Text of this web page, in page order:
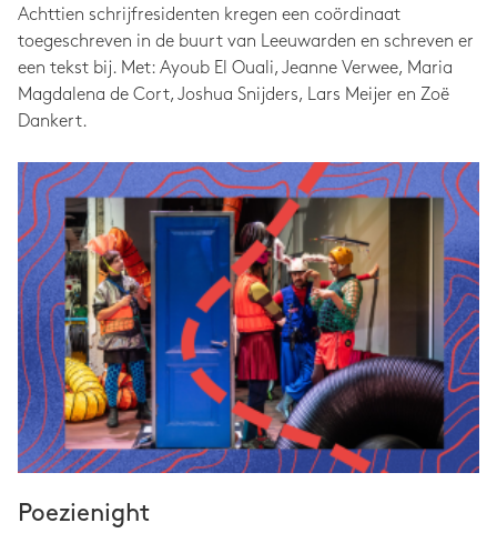
Achttien schrijfresidenten kregen een coördinaat
toegeschreven in de buurt van Leeuwarden en schreven er
een tekst bij. Met: Ayoub El Ouali, Jeanne Verwee, Maria
Magdalena de Cort, Joshua Snijders, Lars Meijer en Zoë
Dankert.
Poezienight